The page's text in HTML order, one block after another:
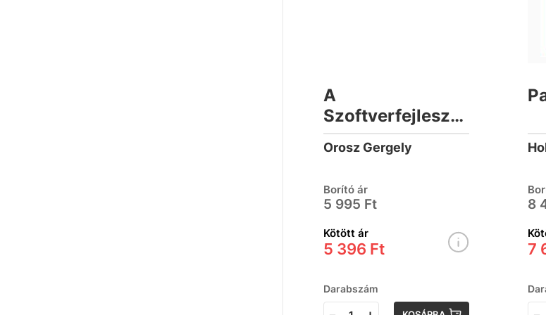
A
Szoftverfejlesztő
Kézikönyve
Orosz Gergely
Borító ár
5 995 Ft
Kötött ár
5 396 Ft
Darabszám
8
7